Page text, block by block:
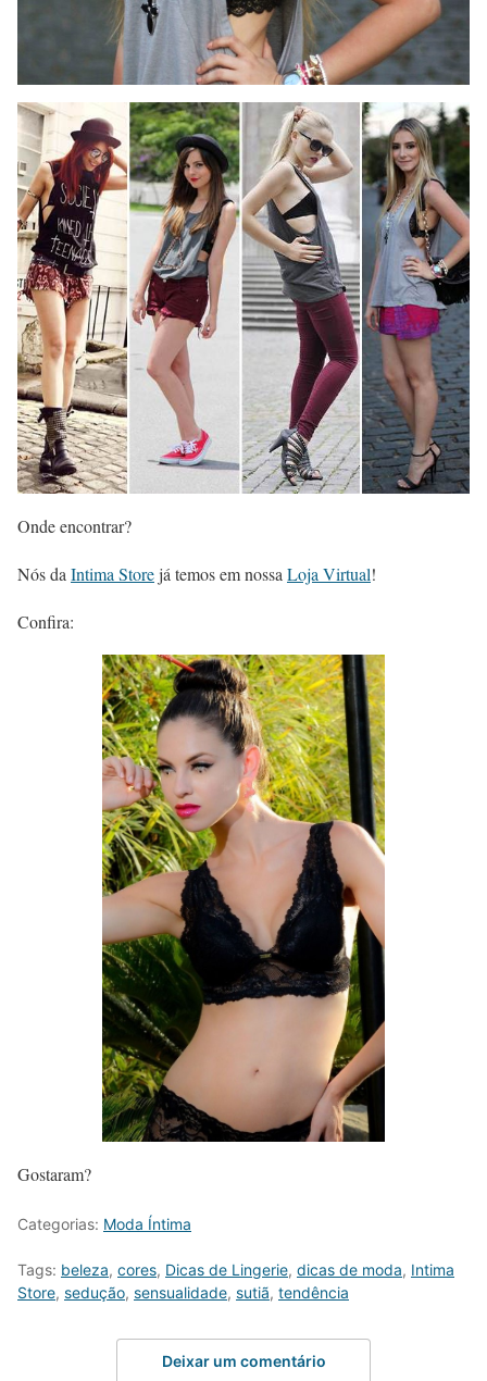
Onde encontrar?
Nós daIntima Storejá temos em nossaLoja Virtual!
Confira:
Gostaram?
Categorias: Moda Íntima
Tags: beleza, cores, Dicas de Lingerie, dicas de moda, Intima
Store, sedução, sensualidade, sutiã, tendência
Deixar um comentário